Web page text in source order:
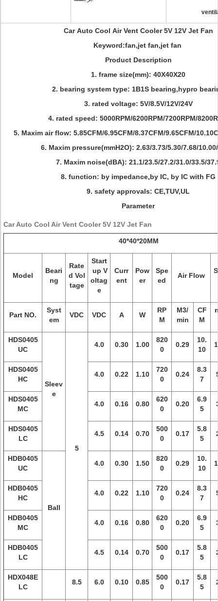
Car Auto Cool Air Vent Cooler 5V 12V Jet Fan
Keyword:fan,jet fan,jet fan
Product Description
1. frame size(mm): 40X40X20
2. bearing system type: 1B1S bearing,hypro
3. rated voltage: 5V/8.5V/12V/24V
4. rated speed: 5000RPM/6200RPM/7200RPM/
5. Maxim air flow: 5.85CFM/6.95CFM/8.37CFM/9.65CFM/
6. Maxim pressure(mmH2O): 2.63/3.73/5.30/7.68/
7. Maxim noise(dBA): 21.1/23.5/27.2/31.0/33.5/
8. function: by impedance,by IC, by IC with FG
9. safety approvals: CE,TUV,UL
Parameter
Car Auto Cool Air Vent Cooler 5V 12V Jet Fan
40*40*20MM
Model
Beari
ng
Rate
d Vol
tage
Start
up V
oltag
e
Curr
ent
Pow
er
Spe
ed
Air Flow
Part NO.
Syst
em
VDC VDC A W
RP
M
M3/
min
CF
M
HDS0405
UC
Sleev
e
5
4.0 0.30 1.00
820
0
0.29
10.
10
HDS0405
HC
4.0 0.22 1.10
720
0
0.24
8.3
7
HDS0405
MC
4.0 0.16 0.80
620
0
0.20
6.9
5
HDS0405
LC
4.5 0.14 0.70
500
0
0.17
5.8
5
HDB0405
UC
Ball
4.0 0.30 1.50
820
0
0.29
10.
10
HDB0405
HC
4.0 0.22 1.10
720
0
0.24
8.3
7
HDB0405
MC
4.0 0.16 0.80
620
0
0.20
6.9
5
HDB0405
LC
4.5 0.14 0.70
500
0
0.17
5.8
5
HDX048E
LC
8.5 6.0 0.10 0.85
500
0
0.17
5.8
5